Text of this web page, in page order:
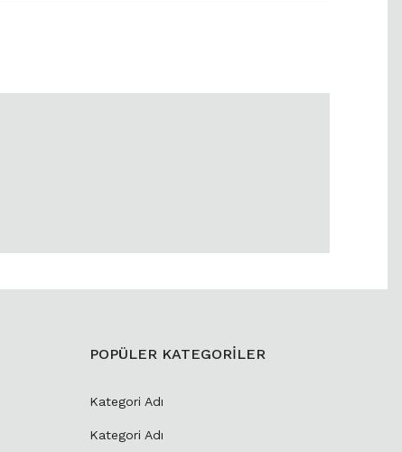
POPÜLER KATEGORİLER
Kategori Adı
Kategori Adı